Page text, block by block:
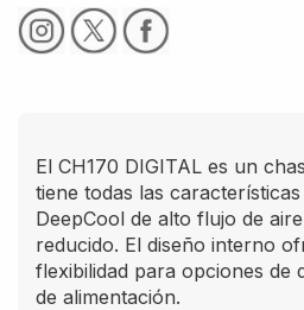
El CH170 DIGITAL es un
tiene todas las
DeepCool de alto flujo de
reducido. El diseño interno
flexibilidad para opciones de
de alimentación.